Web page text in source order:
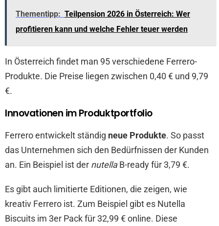
Thementipp: Teilpension 2026 in Österreich: Wer
profitieren kann und welche Fehler teuer werden
In Österreich findet man 95 verschiedene Ferrero-
Produkte. Die Preise liegen zwischen 0,40 € und 9,79
€.
Innovationen im Produktportfolio
Ferrero entwickelt ständig neue Produkte. So passt
das Unternehmen sich den Bedürfnissen der Kunden
an. Ein Beispiel ist der nutellaB-ready für 3,79 €.
Es gibt auch limitierte Editionen, die zeigen, wie
kreativ Ferrero ist. Zum Beispiel gibt es Nutella
Biscuits im 3er Pack für 32,99 € online. Diese